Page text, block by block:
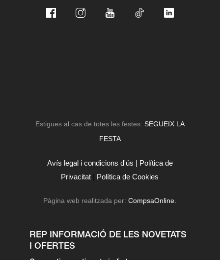
Estigues al cas de totes les festes: SEGUEIX LA
FESTA
Avís legal i condicions d'ús | Política de
Privacitat | Política de Cookies
Pàgina web realitzada per:CompsaOnline.
REP INFORMACIÓ DE LES NOVETATS
I OFERTES